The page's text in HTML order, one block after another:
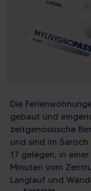
Die
gebaut und
zeitgenössische
und sind im Saroch
17 gelegen, in
Minuten vom
Langlauf und